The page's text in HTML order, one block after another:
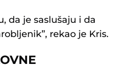
da je saslušaju i da
rekao je Kris.